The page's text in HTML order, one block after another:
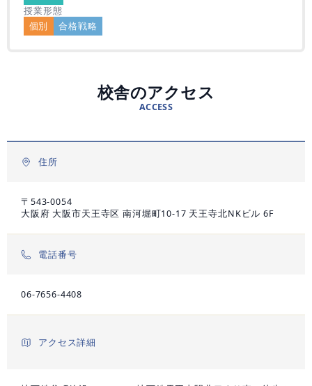
授業形態
個別
合格戦略
校舎のアクセス
ACCESS
住所
〒543-0054
大阪府 大阪市天王寺区 南河堀町10-17 天王寺北NKビル 6F
電話番号
06-7656-4408
アクセス詳細